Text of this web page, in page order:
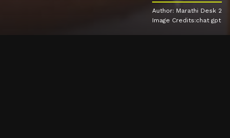
Author: Marathi Desk 2
Image Credits:chat gpt